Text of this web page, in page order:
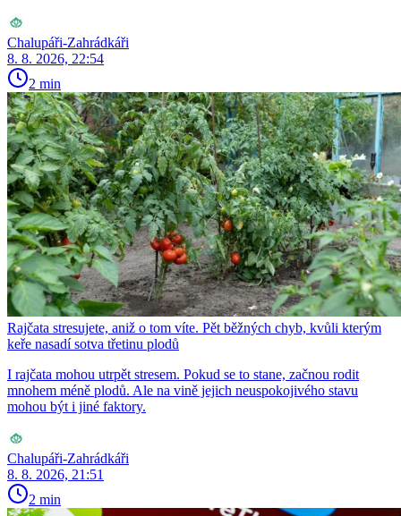
Chalupáři-Zahrádkáři
8. 8. 2026, 22:54
2 min
Rajčata stresujete, aniž o tom víte. Pět běžných chyb, kvůli kterým
keře nasadí sotva třetinu plodů
I rajčata mohou utrpět stresem. Pokud se to stane, začnou rodit
mnohem méně plodů. Ale na vině jejich neuspokojivého stavu
mohou být i jiné faktory.
Chalupáři-Zahrádkáři
8. 8. 2026, 21:51
2 min